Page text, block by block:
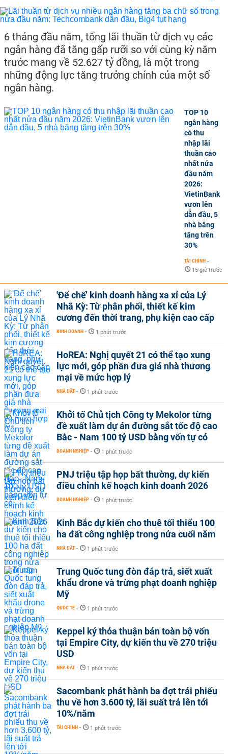
6 tháng đầu năm, tổng lãi thuần từ dịch vụ các
ngân hàng đã tăng gấp rưỡi so với cùng kỳ năm
trước mang về 52.627 tỷ đồng, là một trong
những động lực tăng trưởng chính của một số
ngân hàng.
TOP 10
ngân hàng
có thu
nhập lãi
thuần cao
nhất nửa
đầu năm
2026:
VietinBank
vươn lên
dẫn đầu, 5
nhà băng
tăng trên
30%
TÀI CHÍNH -
15 giờ trước
'Đế chế’ kinh doanh hàng xa xỉ của Lý
Nhã Kỳ: Từ phân phối, thiết kế kim
cương đến thời trang, phụ kiện cao cấp
KINH DOANH - 1 phút trước
HoREA: Nghị quyết 21 có thể tạo xung
lực mới, góp phần đưa giá nhà thương
mại về mức hợp lý
NHÀ ĐẤT - 1 phút trước
Khởi tố Chủ tịch Công ty Mekolor từng
đề xuất làm dự án đường sắt tốc độ cao
Bắc - Nam 100 tỷ USD bằng vốn tự có
DOANH NGHIỆP - 1 phút trước
PNJ triệu tập họp bất thường, dự kiến
điều chỉnh kế hoạch kinh doanh 2026
DOANH NGHIỆP - 1 phút trước
Kinh Bắc dự kiến cho thuê tối thiểu 100
ha đất công nghiệp trong nửa cuối năm
NHÀ ĐẤT - 1 phút trước
Trung Quốc tung đòn đáp trả, siết xuất
khẩu drone và trừng phạt doanh nghiệp
Mỹ
QUỐC TẾ - 1 phút trước
Keppel ký thỏa thuận bán toàn bộ vốn
tại Empire City, dự kiến thu về 270 triệu
USD
NHÀ ĐẤT - 1 phút trước
Sacombank phát hành ba đợt trái phiếu
thu về hơn 3.600 tỷ, lãi suất trả lên tới
10%/năm
TÀI CHÍNH - 1 phút trước